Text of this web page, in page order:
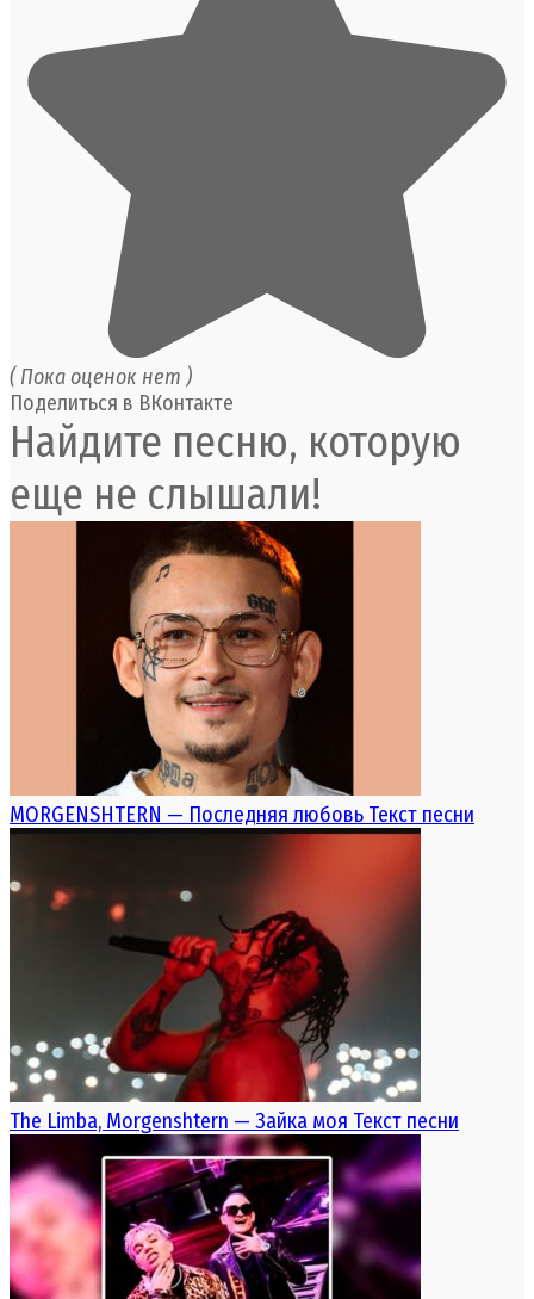
( Пока оценок нет )
Поделиться в ВКонтакте
Найдите песню, которую
еще не слышали!
MORGENSHTERN — Последняя любовь Текст песни
The Limba, Morgenshtern — Зайка моя Текст песни